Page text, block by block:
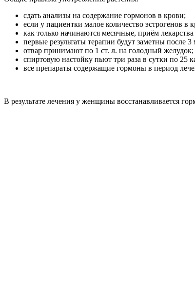
сдать анализы на содержание гормонов в крови;
если у пациентки малое количество эстрогенов в
как только начинаются месячные, приём
первые результаты терапии будут заметны после 3
отвар принимают по 1 ст. л. на голодный желудок;
спиртовую настойку пьют три раза в сутки по 25
все препараты содержащие гормоны в период
В результате лечения у женщины восстанавливается